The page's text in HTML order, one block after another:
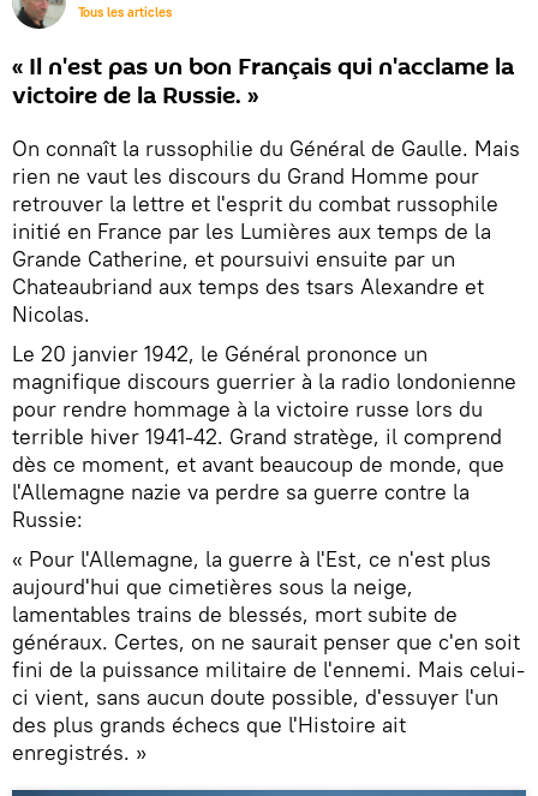
Tous les articles
« Il n'est pas un bon Français qui n'acclame la
victoire de la Russie. »
On connaît la russophilie du Général de Gaulle. Mais
rien ne vaut les discours du Grand Homme pour
retrouver la lettre et l'esprit du combat russophile
initié en France par les Lumières aux temps de la
Grande Catherine, et poursuivi ensuite par un
Chateaubriand aux temps des tsars Alexandre et
Nicolas.
Le 20 janvier 1942, le Général prononce un
magnifique discours guerrier à la radio londonienne
pour rendre hommage à la victoire russe lors du
terrible hiver 1941-42. Grand stratège, il comprend
dès ce moment, et avant beaucoup de monde, que
l'Allemagne nazie va perdre sa guerre contre la
Russie:
« Pour l'Allemagne, la guerre à l'Est, ce n'est plus
aujourd'hui que cimetières sous la neige,
lamentables trains de blessés, mort subite de
généraux. Certes, on ne saurait penser que c'en soit
fini de la puissance militaire de l'ennemi. Mais celui-
ci vient, sans aucun doute possible, d'essuyer l'un
des plus grands échecs que l'Histoire ait
enregistrés. »